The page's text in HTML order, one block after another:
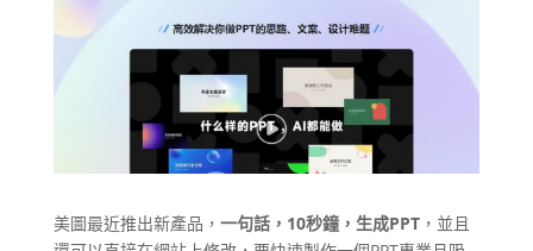
美圖最近推出新產品， 一句話，10秒鐘，生成PPT，並且